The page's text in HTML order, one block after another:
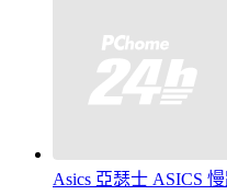
Asics 亞瑟士 ASICS